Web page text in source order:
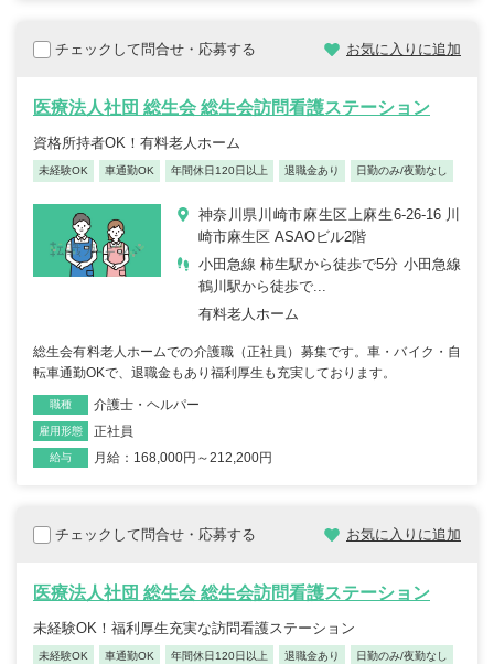
チェックして問合せ・応募する お気に入りに追加
医療法人社団 総生会 総生会訪問看護ステーション
資格所持者OK！有料老人ホーム
未経験OK 車通勤OK 年間休日120日以上 退職金あり 日勤のみ/夜勤なし
神奈川県川崎市麻生区上麻生6-26-16 川
崎市麻生区 ASAOビル2階
小田急線 柿生駅から徒歩で5分 小田急線
鶴川駅から徒歩で...
有料老人ホーム
総生会有料老人ホームでの介護職（正社員）募集です。車・バイク・自
転車通勤OKで、退職金もあり福利厚生も充実しております。
職種 介護士・ヘルパー
雇用形態 正社員
給与 月給：168,000円～212,200円
チェックして問合せ・応募する お気に入りに追加
医療法人社団 総生会 総生会訪問看護ステーション
未経験OK！福利厚生充実な訪問看護ステーション
未経験OK 車通勤OK 年間休日120日以上 退職金あり 日勤のみ/夜勤なし